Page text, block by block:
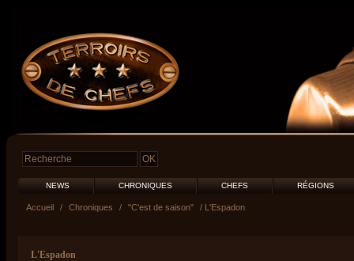
NEWS CHRONIQUES CHEFS RÉGIONS
Accueil / Chroniques / "C'est de saison" / L'Espadon
L'Espadon